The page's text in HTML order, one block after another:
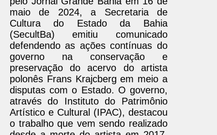
maio de 2024, a Secretaria de
Cultura do Estado da Bahia
(SecultBa) emitiu comunicado
defendendo as ações contínuas do
governo na conservação e
preservação do acervo do artista
polonês Frans Krajcberg em meio a
disputas com o Estado. O governo,
através do Instituto do Patrimônio
Artístico e Cultural (IPAC), destacou
o trabalho que vem sendo realizado